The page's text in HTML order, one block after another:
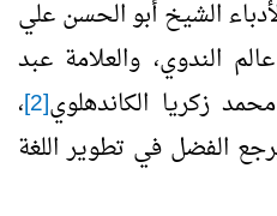
الشيخ أبو الحسن علي
الندوي، والعلامة عبد
زكريا الكاندهلوي[2] ،
الفضل في تطوير اللغة